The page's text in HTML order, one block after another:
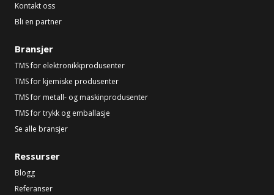
Kontakt oss
Bli en partner
Bransjer
TMS for elektronikkprodusenter
TMS for kjemiske produsenter
TMS for metall- og maskinprodusenter
TMS for trykk og emballasje
Se alle bransjer
Ressurser
Blogg
Referanser